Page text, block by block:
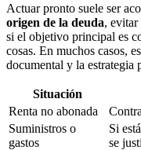
Actuar pronto suele ser
origen de la deuda, evitar
si el objetivo principal es
cosas. En muchos casos,
documental y la estrategia
Situación
Renta no abonada
Suministros o
gastos
Si
se